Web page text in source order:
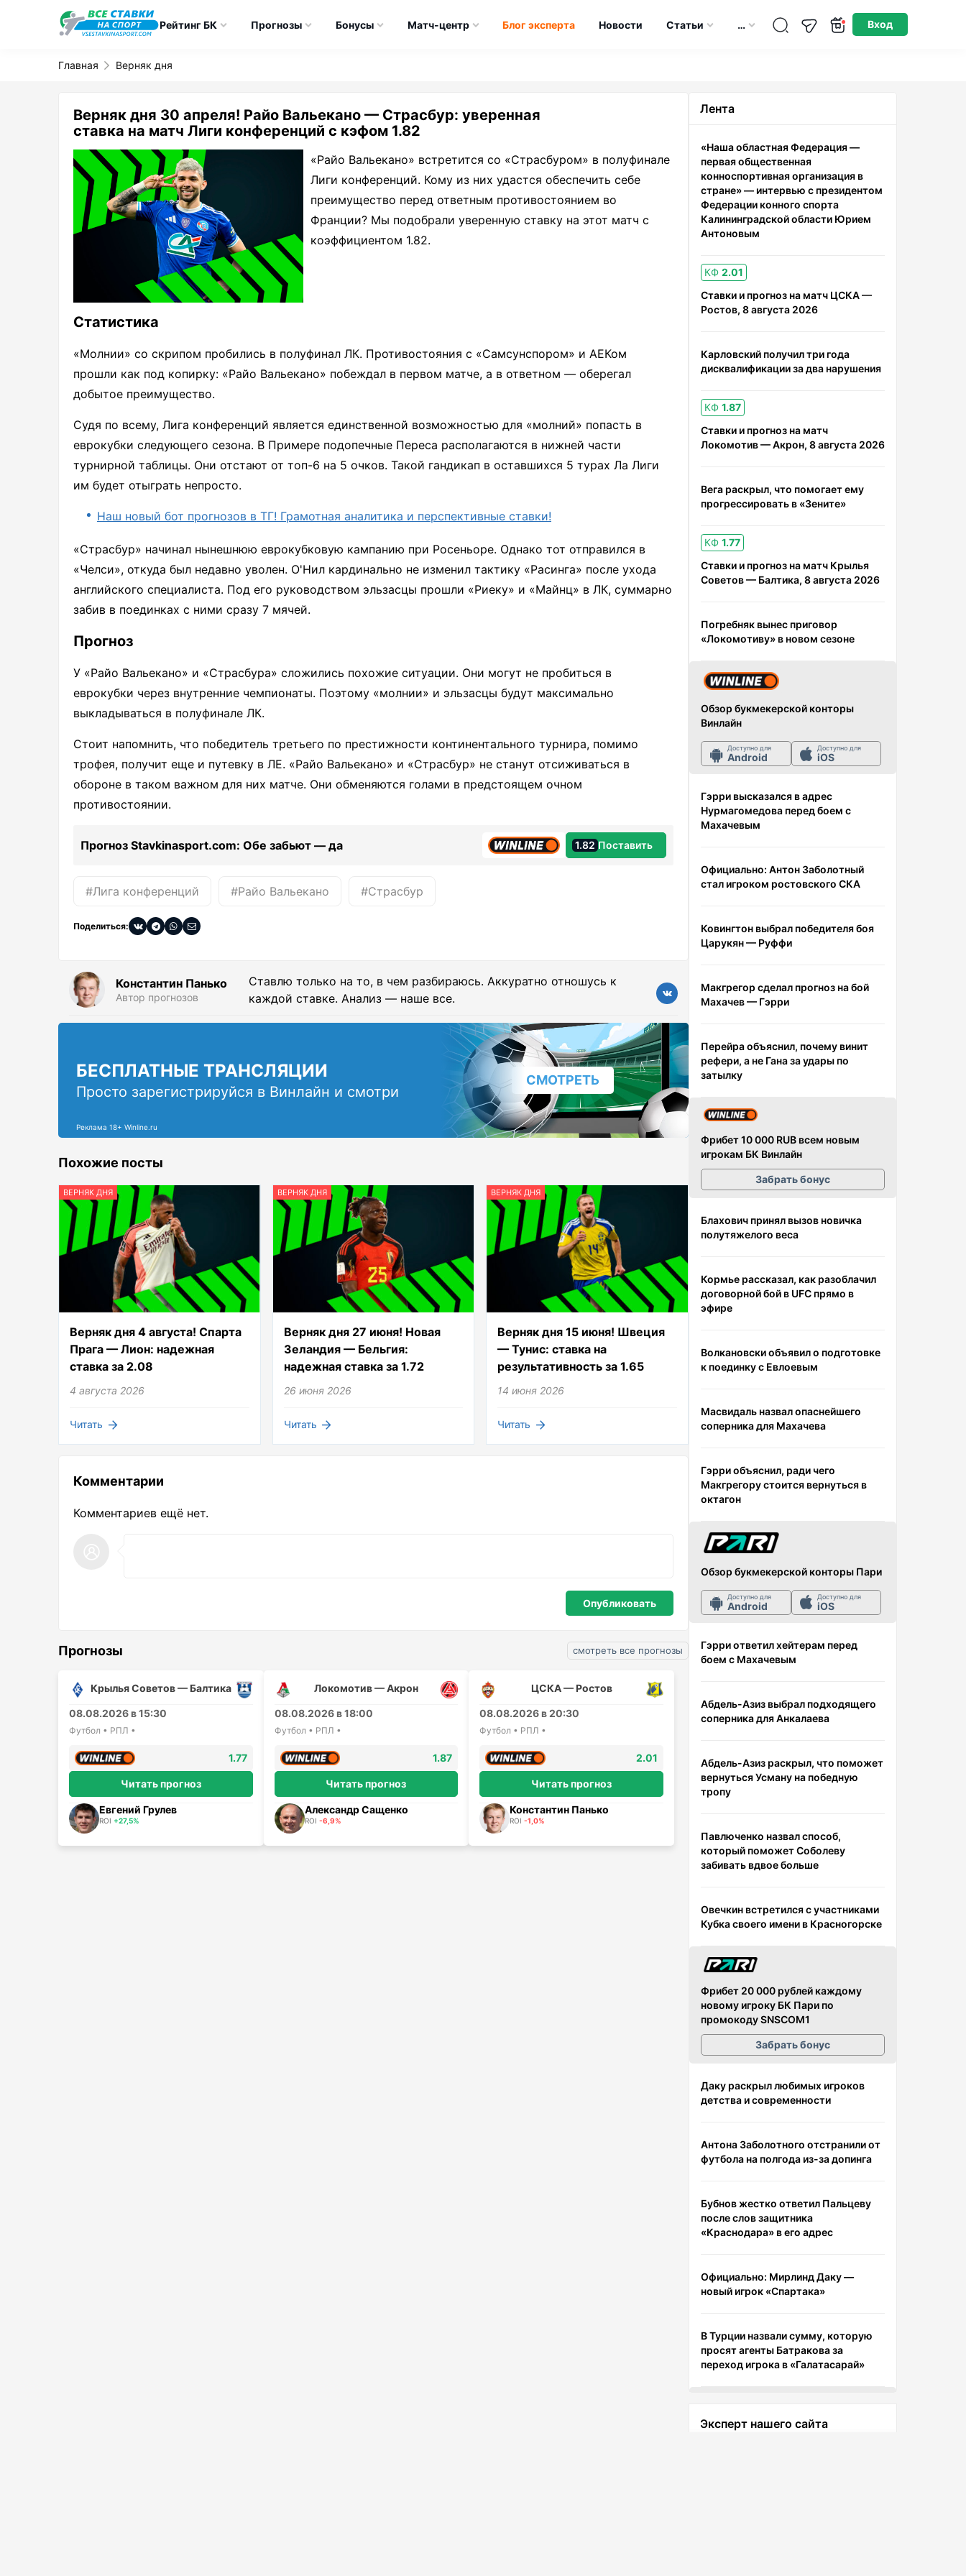
Рейтинг БК Прогнозы Бонусы Матч-центр Блог эксперта Новости Статьи … Вход
Главная Верняк дня
Верняк дня 30 апреля! Райо Вальекано — Страсбур: уверенная
ставка на матч Лиги конференций с кэфом 1.82
«Райо Вальекано» встретится со «Страсбуром» в полуфинале
Лиги конференций. Кому из них удастся обеспечить себе
преимущество перед ответным противостоянием во
Франции? Мы подобрали уверенную ставку на этот матч с
коэффициентом 1.82.
Статистика
«Молнии» со скрипом пробились в полуфинал ЛК. Противостояния с «Самсунспором» и АЕКом
прошли как под копирку: «Райо Вальекано» побеждал в первом матче, а в ответном — оберегал
добытое преимущество.
Судя по всему, Лига конференций является единственной возможностью для «молний» попасть в
еврокубки следующего сезона. В Примере подопечные Переса располагаются в нижней части
турнирной таблицы. Они отстают от топ-6 на 5 очков. Такой гандикап в оставшихся 5 турах Ла Лиги
им будет отыграть непросто.
Наш новый бот прогнозов в ТГ! Грамотная аналитика и перспективные ставки!
«Страсбур» начинал нынешнюю еврокубковую кампанию при Росеньоре. Однако тот отправился в
«Челси», откуда был недавно уволен. О'Нил кардинально не изменил тактику «Расинга» после ухода
английского специалиста. Под его руководством эльзасцы прошли «Риеку» и «Майнц» в ЛК, суммарно
забив в поединках с ними сразу 7 мячей.
Прогноз
У «Райо Вальекано» и «Страсбура» сложились похожие ситуации. Они могут не пробиться в
еврокубки через внутренние чемпионаты. Поэтому «молнии» и эльзасцы будут максимально
выкладываться в полуфинале ЛК.
Стоит напомнить, что победитель третьего по престижности континентального турнира, помимо
трофея, получит еще и путевку в ЛЕ. «Райо Вальекано» и «Страсбур» не станут отсиживаться в
обороне в таком важном для них матче. Они обменяются голами в предстоящем очном
противостоянии.
Прогноз Stavkinasport.com: Обе забьют — да 1.82 Поставить
#Лига конференций #Райо Вальекано #Страсбур
Поделиться:
Константин Панько
Автор прогнозов
Ставлю только на то, в чем разбираюсь. Аккуратно отношусь к
каждой ставке. Анализ — наше все.
БЕСПЛАТНЫЕ ТРАНСЛЯЦИИ
Просто зарегистрируйся в Винлайн и смотри
СМОТРЕТЬ
Реклама 18+ Winline.ru
Похожие посты
ВЕРНЯК ДНЯ
Верняк дня 4 августа! Спарта
Прага — Лион: надежная
ставка за 2.08
4 августа 2026
Читать
ВЕРНЯК ДНЯ
Верняк дня 27 июня! Новая
Зеландия — Бельгия:
надежная ставка за 1.72
26 июня 2026
Читать
ВЕРНЯК ДНЯ
Верняк дня 15 июня! Швеция
— Тунис: ставка на
результативность за 1.65
14 июня 2026
Читать
Комментарии
Комментариев ещё нет.
Прогнозы смотреть все прогнозы
Крылья Советов — Балтика
08.08.2026 в 15:30
Футбол • РПЛ •
1.77
Читать прогноз
Евгений Грулев
ROI +27,5%
Локомотив — Акрон
08.08.2026 в 18:00
Футбол • РПЛ •
1.87
Читать прогноз
Александр Сащенко
ROI -6,9%
ЦСКА — Ростов
08.08.2026 в 20:30
Футбол • РПЛ •
2.01
Читать прогноз
Константин Панько
ROI-1,0%
Лента
«Наша областная Федерация —
первая общественная
конноспортивная организация в
стране» — интервью с президентом
Федерации конного спорта
Калининградской области Юрием
Антоновым
КФ 2.01
Ставки и прогноз на матч ЦСКА —
Ростов, 8 августа 2026
Карловский получил три года
дисквалификации за два нарушения
КФ 1.87
Ставки и прогноз на матч
Локомотив — Акрон, 8 августа 2026
Вега раскрыл, что помогает ему
прогрессировать в «Зените»
КФ 1.77
Ставки и прогноз на матч Крылья
Советов — Балтика, 8 августа 2026
Погребняк вынес приговор
«Локомотиву» в новом сезоне
Обзор букмекерской конторы
Винлайн
Доступно для
Android
Доступно для
iOS
Гэрри высказался в адрес
Нурмагомедова перед боем с
Махачевым
Официально: Антон Заболотный
стал игроком ростовского СКА
Ковингтон выбрал победителя боя
Царукян — Руффи
Макгрегор сделал прогноз на бой
Махачев — Гэрри
Перейра объяснил, почему винит
рефери, а не Гана за удары по
затылку
Фрибет 10 000 RUB всем новым
игрокам БК Винлайн
Забрать бонус
Блахович принял вызов новичка
полутяжелого веса
Кормье рассказал, как разоблачил
договорной бой в UFC прямо в
эфире
Волкановски объявил о подготовке
к поединку с Евлоевым
Масвидаль назвал опаснейшего
соперника для Махачева
Гэрри объяснил, ради чего
Макгрегору стоится вернуться в
октагон
Обзор букмекерской конторы Пари
Доступно для
Android
Доступно для
iOS
Гэрри ответил хейтерам перед
боем с Махачевым
Абдель-Азиз выбрал подходящего
соперника для Анкалаева
Абдель-Азиз раскрыл, что поможет
вернуться Усману на победную
тропу
Павлюченко назвал способ,
который поможет Соболеву
забивать вдвое больше
Овечкин встретился с участниками
Кубка своего имени в Красногорске
Фрибет 20 000 рублей каждому
новому игроку БК Пари по
промокоду SNSCOM1
Забрать бонус
Даку раскрыл любимых игроков
детства и современности
Антона Заболотного отстранили от
футбола на полгода из-за допинга
Бубнов жестко ответил Пальцеву
после слов защитника
«Краснодара» в его адрес
Официально: Мирлинд Даку —
новый игрок «Спартака»
В Турции назвали сумму, которую
просят агенты Батракова за
переход игрока в «Галатасарай»
Эксперт нашего сайта